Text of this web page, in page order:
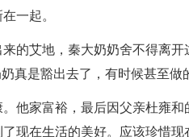
一起。
的艾地，秦大奶奶舍不得离开
真是豁出去了，有时候甚至做
他家富裕，最后因父亲杜雍
现在生活的美好。应该珍惜现